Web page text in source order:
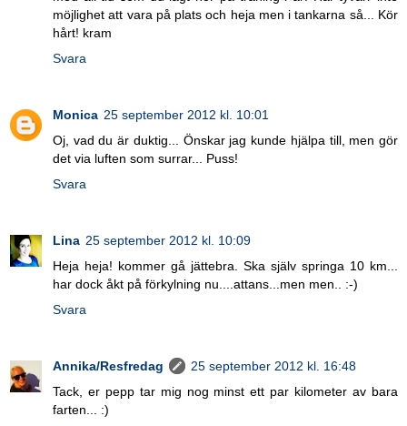
möjlighet att vara på plats och heja men i tankarna så... Kör
hårt! kram
Svara
Monica 25 september 2012 kl. 10:01
Oj, vad du är duktig... Önskar jag kunde hjälpa till, men gör
det via luften som surrar... Puss!
Svara
Lina 25 september 2012 kl. 10:09
Heja heja! kommer gå jättebra. Ska själv springa 10 km...
har dock åkt på förkylning nu....attans...men men.. :-)
Svara
Annika/Resfredag
25 september 2012 kl. 16:48
Tack, er pepp tar mig nog minst ett par kilometer av bara
farten... :)